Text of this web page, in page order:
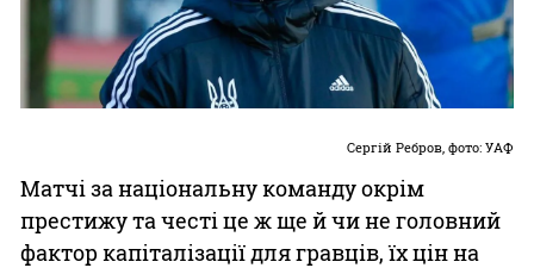
Сергій Ребров, фото: УАФ
Матчі за національну команду окрім
престижу та честі це ж ще й чи не головний
фактор капіталізації для гравців, їх цін на